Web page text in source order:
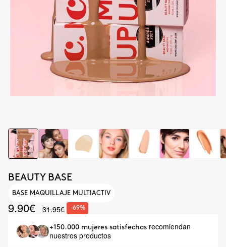
BEAUTY BASE
BASE MAQUILLAJE MULTIACTIV
9.90€ 31.95€ -69%
+150.000 mujeres satisfechas recomiendan
nuestros productos